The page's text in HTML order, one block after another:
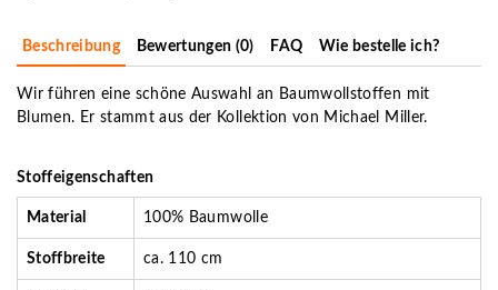
Beschreibung Bewertungen (0) FAQ Wie bestelle ich?
Wir führen eine schöne Auswahl an Baumwollstoffen mit
Blumen. Er stammt aus der Kollektion von Michael Miller.
Stoffeigenschaften
Material 100% Baumwolle
Stoffbreite ca. 110 cm